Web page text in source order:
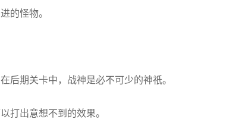
的怪物。
后期关卡中，战神是必不可少的神祇。
打出意想不到的效果。